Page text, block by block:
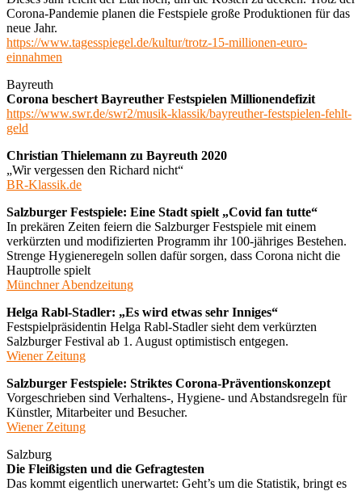
Corona-Pandemie planen die Festspiele große Produktionen für das
neue Jahr.
https://www.tagesspiegel.de/kultur/trotz-15-millionen-euro-
einnahmen
Bayreuth
Corona beschert Bayreuther Festspielen Millionendefizit
https://www.swr.de/swr2/musik-klassik/bayreuther-festspielen-fehlt-
geld
Christian Thielemann zu Bayreuth 2020
„Wir vergessen den Richard nicht“
BR-Klassik.de
Salzburger Festspiele: Eine Stadt spielt „Covid fan tutte“
In prekären Zeiten feiern die Salzburger Festspiele mit einem
verkürzten und modifizierten Programm ihr 100-jähriges Bestehen.
Strenge Hygieneregeln sollen dafür sorgen, dass Corona nicht die
Hauptrolle spielt
Münchner Abendzeitung
Helga Rabl-Stadler: „Es wird etwas sehr Inniges“
Festspielpräsidentin Helga Rabl-Stadler sieht dem verkürzten
Salzburger Festival ab 1. August optimistisch entgegen.
Wiener Zeitung
Salzburger Festspiele: Striktes Corona-Präventionskonzept
Vorgeschrieben sind Verhaltens-, Hygiene- und Abstandsregeln für
Künstler, Mitarbeiter und Besucher.
Wiener Zeitung
Salzburg
Die Fleißigsten und die Gefragtesten
Das kommt eigentlich unerwartet: Geht’s um die Statistik, bringt es